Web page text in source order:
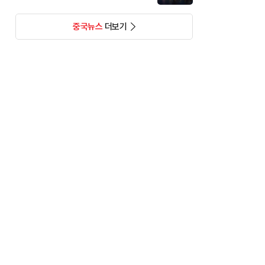
중국뉴스더보기